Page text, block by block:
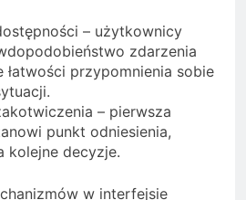
– użytkownicy
zdarzenia
łatwości przypomnienia sobie
– pierwsza
punkt odniesienia,
kolejne decyzje.
w interfejsie